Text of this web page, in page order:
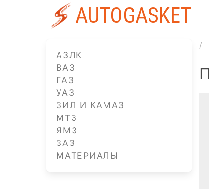
AUTOGASKET
АЗЛК
ВАЗ
ГАЗ
УАЗ
ЗИЛ И КАМАЗ
МТЗ
ЯМЗ
ЗАЗ
МАТЕРИАЛЫ